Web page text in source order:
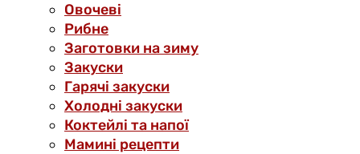
Овочеві
Рибне
Заготовки на зиму
Закуски
Гарячі закуски
Холодні закуски
Коктейлі та напої
Мамині рецепти